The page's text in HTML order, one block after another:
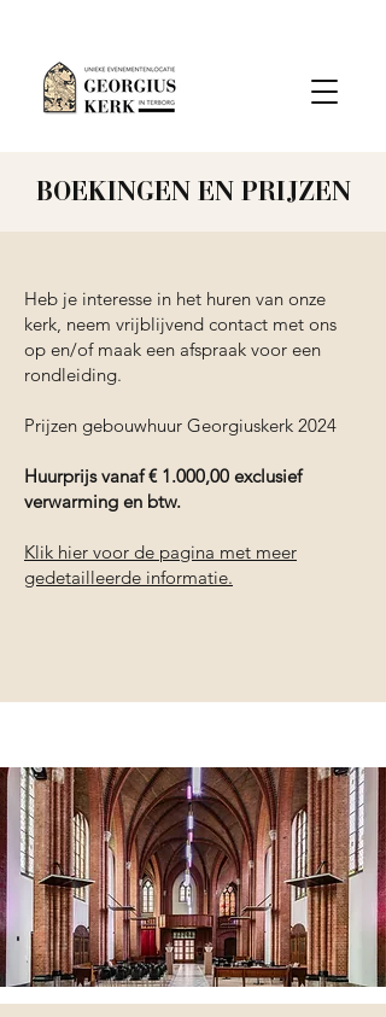
BOEKINGEN EN PRIJZEN
Heb je interesse in het huren van onze
kerk, neem vrijblijvend contact met ons
op en/of maak een afspraak voor een
rondleiding.
Prijzen gebouwhuur Georgiuskerk 2024
Huurprijs vanaf € 1.000,00 exclusief
verwarming en btw.
Klik hier voor de pagina met meer
gedetailleerde informatie.